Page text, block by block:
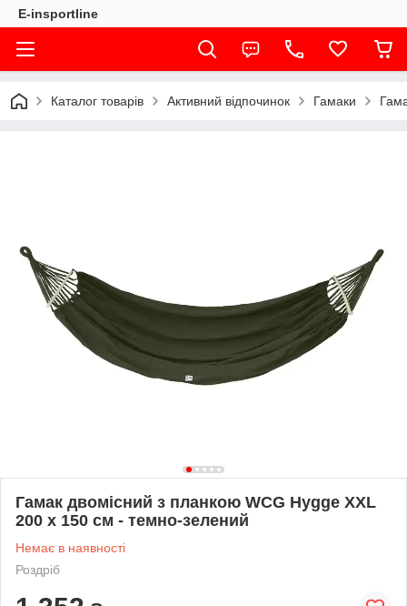
E-insportline
Каталог товарів Активний відпочинок Гамаки
Гамак двомісний з планкою WCG Hygge XXL
200 х 150 см - темно-зелений
Немає в наявності
Роздріб